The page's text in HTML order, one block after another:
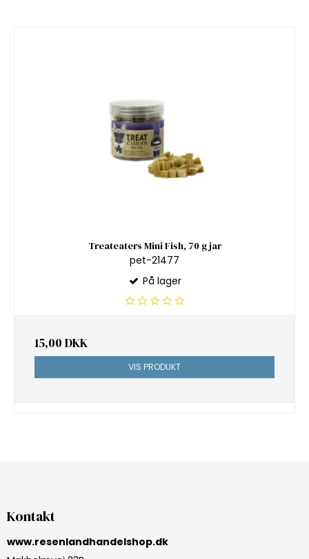
Treateaters Mini Fish, 70 g jar
pet-21477
På lager
15,00 DKK
VIS PRODUKT
Kontakt
www.resenlandhandelshop.dk